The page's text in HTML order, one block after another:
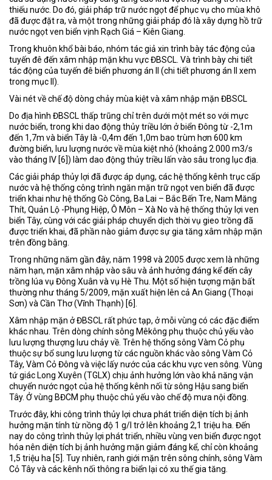
thiếu nước. Do đó, giải pháp trữ nước ngọt để phục vụ cho mùa khô
đã được đặt ra, và một trong những giải pháp đó là xây dựng hồ trữ
nước ngọt ven biển vịnh Rạch Giá – Kiên Giang.
Trong khuôn khổ bài báo, nhóm tác giả xin trình bày tác động của
tuyến đê đến xâm nhập mặn khu vực ĐBSCL. Và trình bày chi tiết
tác động của tuyến đê biển phương án II (chi tiết phương án II xem
trong mục II).
Vài nét về chế độ dòng chảy mùa kiệt và xâm nhập mặn ĐBSCL
Do địa hình ĐBSCL thấp trũng chỉ trên dưới một mét so với mực
nước biển, trong khi dao động thủy triều lớn ở biển Đông từ -2,1m
đến 1,7m và biển Tây là -0,4m đến 1,0m bao trùm hơn 600 km
đường biển, lưu lượng nước về mùa kiệt nhỏ (khoảng 2.000 m3/s
vào tháng IV [6]) làm dao động thủy triều lấn vào sâu trong lục địa.
Các giải pháp thủy lợi đã được áp dụng, các hệ thống kênh trục cấp
nước và hệ thống công trình ngăn mặn trữ ngọt ven biển đã được
triển khai như hệ thống Gò Công, Ba Lai – Bắc Bến Tre, Nam Măng
Thít, Quản Lộ -Phụng Hiệp, Ô Môn – Xà No và hệ thống thủy lợi ven
biển Tây, cùng với các giải pháp chuyển dịch thời vụ gieo trồng đã
được triển khai, đã phần nào giảm được sự gia tăng xâm nhập mặn
trên đồng bằng.
Trong những năm gần đây, năm 1998 và 2005 được xem là những
năm hạn, mặn xâm nhập vào sâu và ảnh hưởng đáng kể đến cây
trồng lúa vụ Đông Xuân và vụ Hè Thu. Một số hiện tượng mặn bất
thường như tháng 5/2009, mặn xuất hiện lên cả An Giang (Thoại
Sơn) và Cần Thơ (Vĩnh Thạnh) [6].
Xâm nhập mặn ở ĐBSCL rất phức tạp, ở mỗi vùng có các đặc điểm
khác nhau. Trên dòng chính sông Mêkông phụ thuộc chủ yếu vào
lưu lượng thượng lưu chảy về. Trên hệ thống sông Vàm Cỏ phụ
thuộc sự bổ sung lưu lượng từ các nguồn khác vào sông Vàm Cỏ
Tây, Vàm Cỏ Đông và việc lấy nước của các khu vực ven sông. Vùng
tứ giác Long Xuyên (TGLX) chịu ảnh hưởng lớn vào khả năng vận
chuyển nước ngọt của hệ thống kênh nối từ sông Hậu sang biển
Tây. Ở vùng BĐCM phụ thuộc chủ yếu vào chế độ mưa nội đồng.
Trước đây, khi công trình thủy lợi chưa phát triển diện tích bị ảnh
hưởng mặn tính từ nồng độ 1 g/l trở lên khoảng 2,1 triệu ha. Đến
nay do công trình thủy lợi phát triển, nhiều vùng ven biển được ngọt
hóa nên diện tích bị ảnh hưởng mặn giảm đáng kể, chỉ còn khoảng
1,5 triệu ha [5]. Tuy nhiên, ranh giới mặn trên sông chính, sông Vàm
Cỏ Tây và các kênh nối thông ra biển lại có xu thế gia tăng.